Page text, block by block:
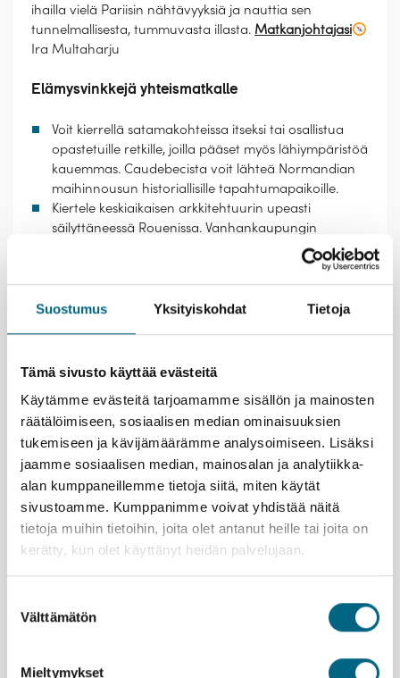
Suostumus Yksityiskohdat Tietoja
Tämä sivusto käyttää evästeitä
Käytämme evästeitä tarjoamamme sisällön ja mainosten
räätälöimiseen, sosiaalisen median ominaisuuksien
tukemiseen ja kävijämäärämme analysoimiseen. Lisäksi
jaamme sosiaalisen median, mainosalan ja analytiikka-
alan kumppaneillemme tietoja siitä, miten käytät
sivustoamme. Kumppanimme voivat yhdistää näitä
tietoja muihin tietoihin, joita olet antanut heille tai joita on
kerätty, kun olet käyttänyt heidän palvelujaan.
valinta
Välttämätön
Mieltymykset
ihailla vielä Pariisin nähtävyyksiä ja nauttia sen
tunnelmallisesta, tummuvasta illasta. Matkanjohtajasi
Ira Multaharju
Elämysvinkkejä yhteismatkalle
Voit kierrellä satamakohteissa itseksi tai osallistua
opastetuille retkille, joilla pääset myös lähiympäristöä
kauemmas. Caudebecista voit lähteä Normandian
maihinnousun historiallisille tapahtumapaikoille.
Kiertele keskiaikaisen arkkitehtuurin upeasti
säilyttäneessä Rouenissa. Vanhankaupungin
sydämessä on upea goottilainen katedraali, jonka
julkisivua Claude Monet maalasi uudestaan ja
uudestaan.
Useat Pariisin tärkeimmistä nähtävyyksistä sijaitsevat
maailmanperintöluetteloon. Viimeisenä iltana
jokilaiva lipuu halki yövalaistun kaupungin, mikäli
veden korkeus sen sallii.
Lähtemällä tälle matkalle kasvatat Suomeen uutta
metsää ja työllistät suomalaisia nuoria.Lue lisää
vastuullisuusteosta.
Esittely
Majoitus
matkustajatietojen täyttämistä, kun valitset ensin